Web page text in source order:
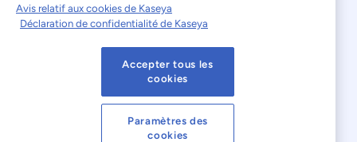
Déclaration relative à l'esclavage moderne
Mentions légales
Conditions d'utilisation du site web
Déclaration de confidentialité
Avis relatif aux cookies de Kaseya
Déclaration de confidentialité de Kaseya
Accepter tous les
cookies
Paramètres des
cookies